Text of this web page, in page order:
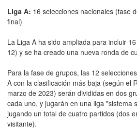
Liga A: 16 selecciones nacionales (fase
final)
La Liga A ha sido ampliada para incluir
12) y se ha creado una nueva ronda de
Para la fase de grupos, las 12
A con la clasificación más baja (según el
marzo de 2023) serán divididas en dos
cada uno, y jugarán en una liga "sistema
jugando un total de cuatro partidos (dos
visitante).